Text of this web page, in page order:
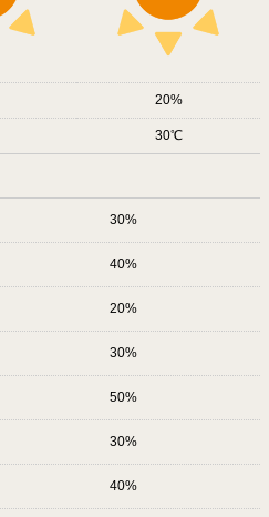
20
30
30
40
20
30
50
30
40